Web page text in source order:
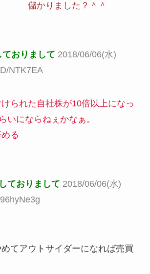
した？＾＾
おりまして 2018/06/06(水)
NTK7EA
られた自社株が10倍以上になっ
いにならねぇかなぁ。
る
ておりまして 2018/06/06(水)
てアウトサイダーになれば売買